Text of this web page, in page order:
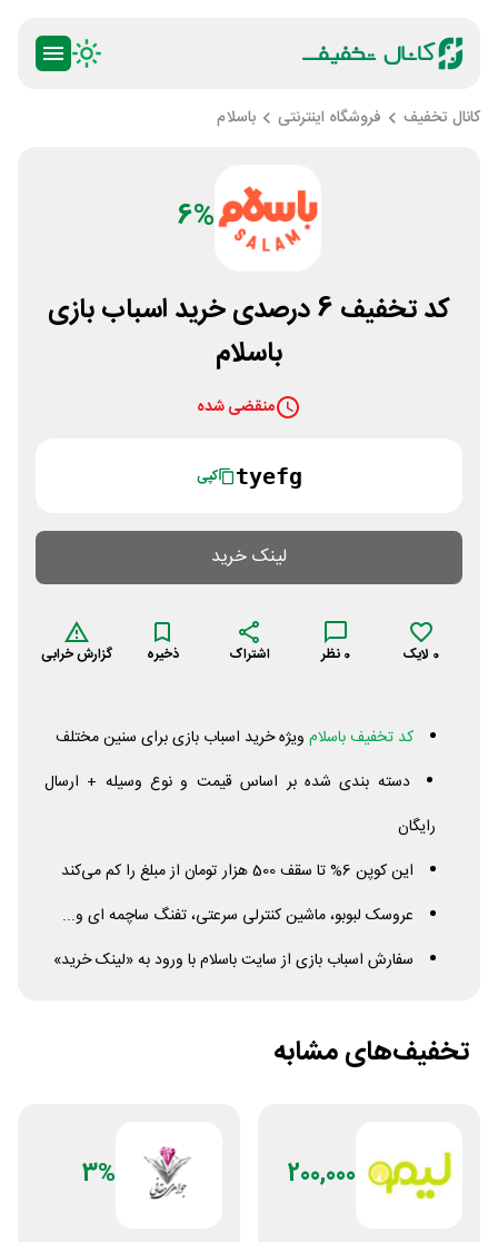
کانال تخفیف فروشگاه اینترنتی باسلام
6%
کد تخفیف 6 درصدی خرید اسباب بازی
باسلام
منقضی شده
tyefg کپی
لینک خرید
0 لایک 0 نظر اشتراک ذخیره گزارش خرابی
کد تخفیف باسلام ویژه خرید اسباب بازی برای سنین مختلف
دسته بندی شده بر اساس قیمت و نوع وسیله + ارسال
رایگان
این کوپن 6% تا سقف 500 هزار تومان از مبلغ را کم می‌کند
عروسک لبوبو، ماشین کنترلی سرعتی، تفنگ ساچمه ای و...
سفارش اسباب بازی از سایت باسلام با ورود به «لینک خرید»
تخفیف‌های مشابه
200,000
3%